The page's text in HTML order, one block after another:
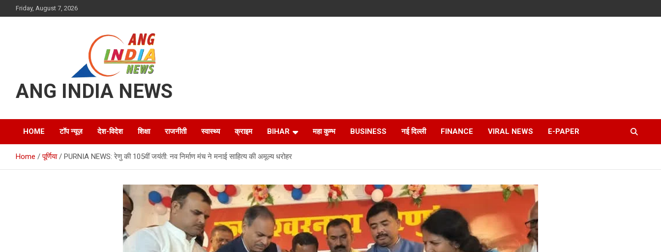
to
Friday, August 7, 2026
ANG INDIA NEWS
HOME टॉप न्यूज़ देश-विदेश शिक्षा राजनीती स्वास्थ्य क्राइम BIHAR महा कुम्भ BUSINESS नई दिल्ली FINANCE VIRAL NEWS E-PAPER
Home पूर्णिया PURNIA NEWS: रेणु की 105वीं जयंती: नव निर्माण मंच ने मनाई साहित्य की अमूल्य धरोहर